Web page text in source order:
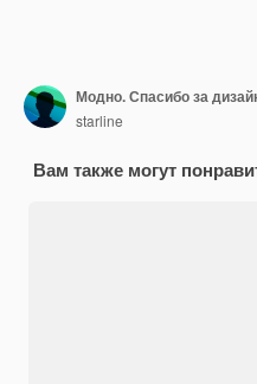
Модно. Спасибо за
starline
Вам также могут